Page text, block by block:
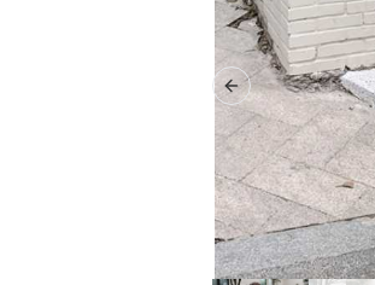
Previous slide